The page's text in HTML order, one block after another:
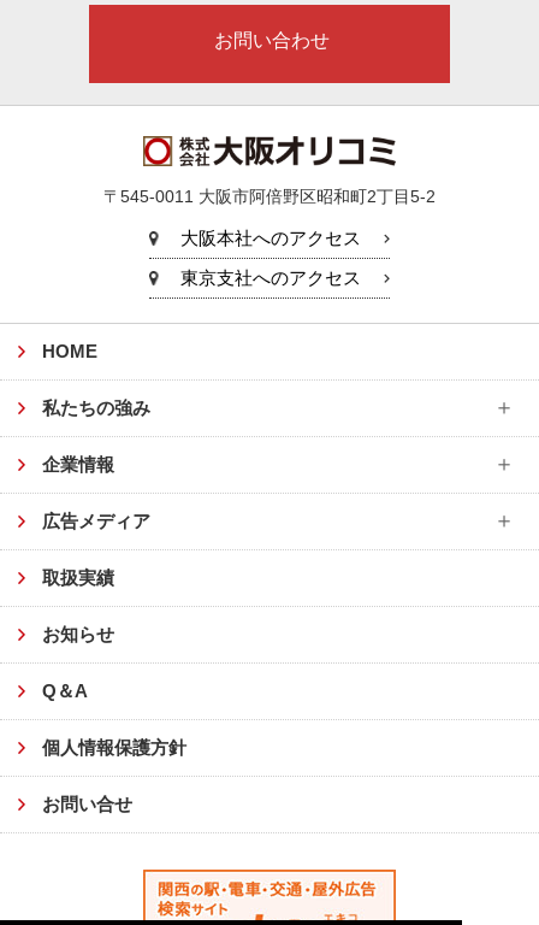
お問い合わせ
〒545-0011 大阪市阿倍野区昭和町2丁目5-2
大阪本社へのアクセス
東京支社へのアクセス
HOME
私たちの強み
企業情報
広告メディア
取扱実績
お知らせ
Q＆A
個人情報保護方針
お問い合せ